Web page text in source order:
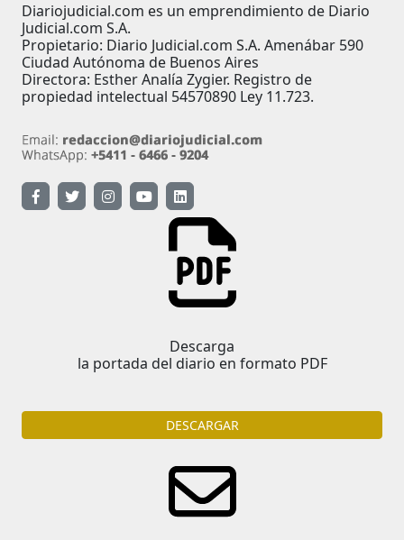
Diariojudicial.com es un emprendimiento de Diario
Judicial.com S.A.
Propietario: Diario Judicial.com S.A. Amenábar 590
Ciudad Autónoma de Buenos Aires
Directora: Esther Analía Zygier. Registro de
propiedad intelectual 54570890 Ley 11.723.
Descarga
la portada del diario en formato PDF
DESCARGAR